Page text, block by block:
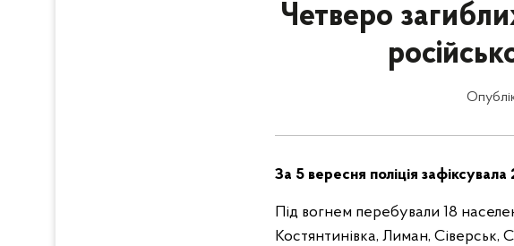
Четверо
За 5 вересня поліція
Під вогнем перебували 18
Костянтинівка, Лиман, Сіверськ,